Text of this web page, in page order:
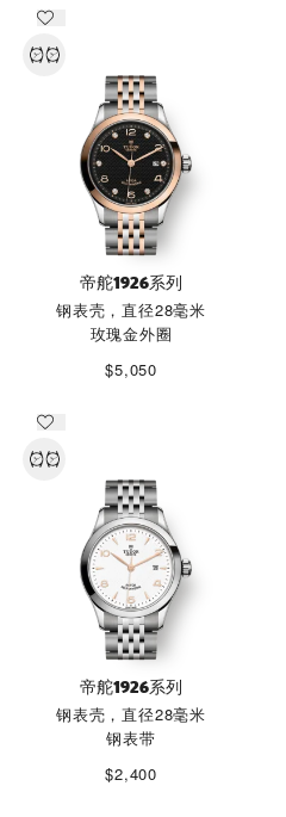
帝舵1926系列
钢表壳，直径28毫米
玫瑰金外圈
$5,050
帝舵1926系列
钢表壳，直径28毫米
钢表带
$2,400